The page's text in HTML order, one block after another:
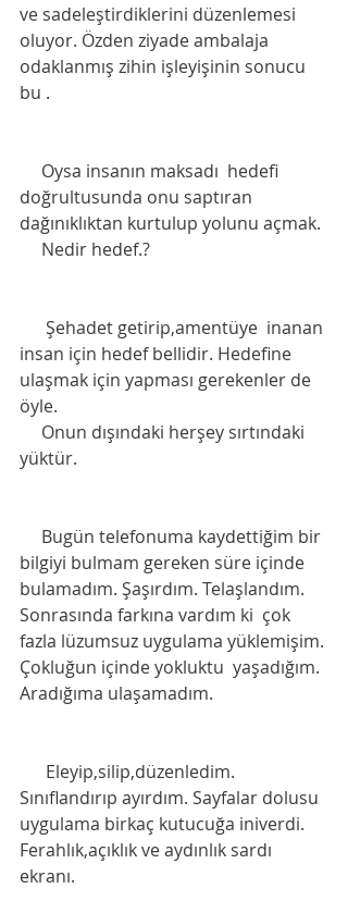
ve sadeleştirdiklerini düzenlemesi
oluyor. Özden ziyade ambalaja
odaklanmış zihin işleyişinin sonucu
bu .
doğrultusunda onu saptıran
dağınıklıktan kurtulup yolunu açmak.
     Nedir hedef.?
insan için hedef bellidir. Hedefine
ulaşmak için yapması gerekenler de
öyle.
yüktür.
bilgiyi bulmam gereken süre içinde
bulamadım. Şaşırdım. Telaşlandım.
Sonrasında farkına vardım ki  çok
fazla lüzumsuz uygulama yüklemişim.
Çokluğun içinde yokluktu  yaşadığım.
Aradığıma ulaşamadım.
Sınıflandırıp ayırdım. Sayfalar dolusu
uygulama birkaç kutucuğa iniverdi.
Ferahlık,açıklık ve aydınlık sardı
ekranı.